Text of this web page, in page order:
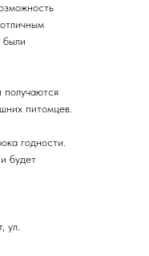
были
получаются
питомцев.
годности.
будет
ул.